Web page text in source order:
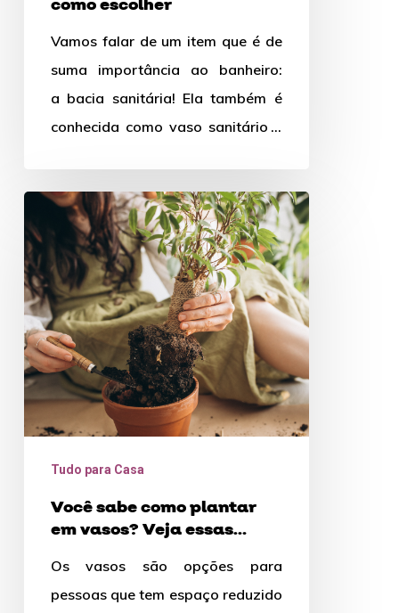
como escolher
Vamos falar de um item que é de
suma importância ao banheiro:
a bacia sanitária! Ela também é
conhecida como vaso sanitário e
Você
sabe
como
plantar
em
vasos?
Veja
essas
dicas
Tudo para Casa
Você sabe como plantar
em vasos? Veja essas
Os vasos são opções para
pessoas que tem espaço reduzido